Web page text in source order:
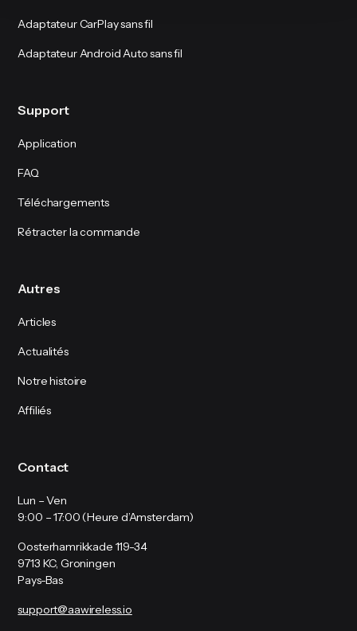
Adaptateur CarPlay sans fil
Adaptateur Android Auto sans fil
Support
Application
FAQ
Téléchargements
Rétracter la commande
Autres
Articles
Actualités
Notre histoire
Affiliés
Contact
Lun – Ven
9:00 – 17:00 (Heure d’Amsterdam)
Oosterhamrikkade 119-34
9713 KC, Groningen
Pays-Bas
support@aawireless.io